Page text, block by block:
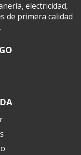
electricidad,
de primera calidad